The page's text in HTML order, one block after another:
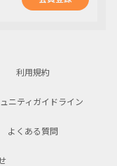
利用規約
ニティガイドライン
よくある質問